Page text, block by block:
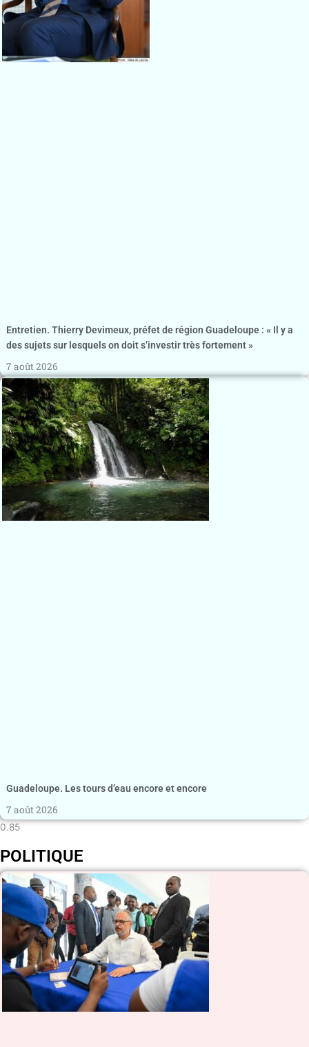
Entretien. Thierry Devimeux, préfet de région Guadeloupe : « Il y a
des sujets sur lesquels on doit s’investir très fortement »
7 août 2026
Guadeloupe. Les tours d’eau encore et encore
7 août 2026
POLITIQUE